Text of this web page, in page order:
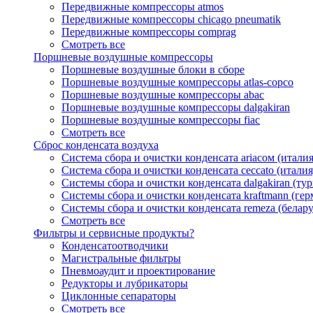
Передвижные компрессоры atmos
Передвижные компрессоры chicago pneumatik
Передвижные компрессоры comprag
Смотреть все
Поршневые воздушные компрессоры
Поршневые воздушные блоки в сборе
Поршневые воздушные компрессоры atlas-copco
Поршневые воздушные компрессоры abac
Поршневые воздушные компрессоры dalgakiran
Поршневые воздушные компрессоры fiac
Смотреть все
Сброс конденсата воздуха
Система сбора и очистки конденсата ariacом
Система сбора и очистки конденсата ceccato
Системы сбора и очистки конденсата dalgakiran
Системы сбора и очистки конденсата kraftmann
Системы сбора и очистки конденсата remeza
Смотреть все
Фильтры и сервисные продукты?
Конденсатоотводчики
Магистральные фильтры
Пневмоаудит и проектирование
Редукторы и лубрикаторы
Циклонные сепараторы
Смотреть все